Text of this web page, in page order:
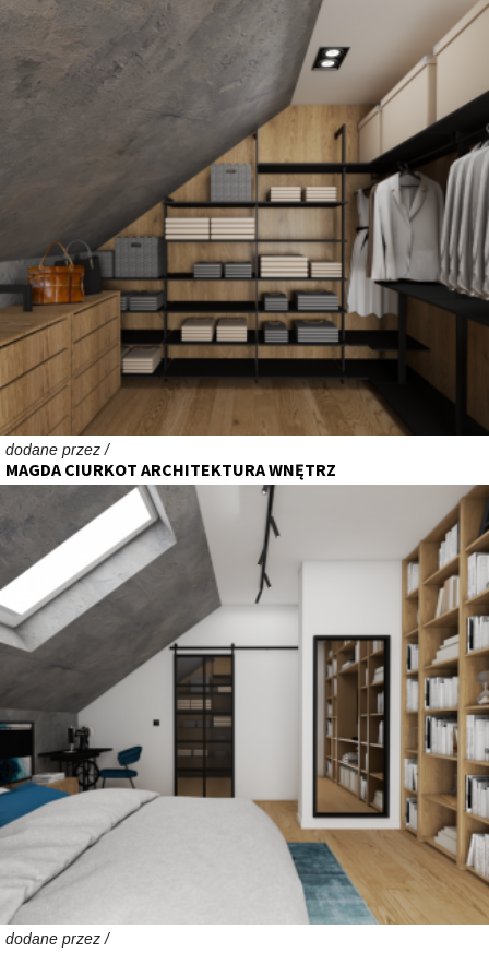
dodane przez /
MAGDA CIURKOT ARCHITEKTURA WNĘTRZ
dodane przez /